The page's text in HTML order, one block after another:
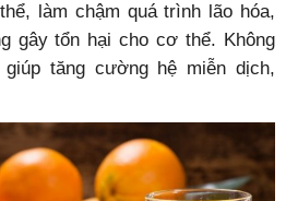
làm chậm quá trình lão hóa,
gây tổn hại cho cơ thể. Không
tăng cường hệ miễn dịch,